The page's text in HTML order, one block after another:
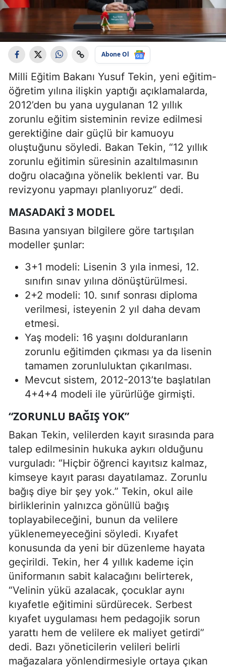
Abone Ol
Milli Eğitim Bakanı Yusuf Tekin, yeni eğitim-
öğretim yılına ilişkin yaptığı açıklamalarda,
2012’den bu yana uygulanan 12 yıllık
zorunlu eğitim sisteminin revize edilmesi
gerektiğine dair güçlü bir kamuoyu
oluştuğunu söyledi. Bakan Tekin, “12 yıllık
zorunlu eğitimin süresinin azaltılmasının
doğru olacağına yönelik beklenti var. Bu
revizyonu yapmayı planlıyoruz” dedi.
MASADAKI 3 MODEL
Basına yansıyan bilgilere göre tartışılan
modeller şunlar:
3+1 modeli: Lisenin 3 yıla inmesi, 12.
sınıfın sınav yılına dönüştürülmesi.
2+2 modeli: 10. sınıf sonrası diploma
verilmesi, isteyenin 2 yıl daha devam
etmesi.
Yaş modeli: 16 yaşını dolduranların
zorunlu eğitimden çıkması ya da lisenin
tamamen zorunluluktan çıkarılması.
Mevcut sistem, 2012-2013’te başlatılan
4+4+4 modeli ile yürürlüğe girmişti.
“ZORUNLU BAĞIŞ YOK”
Bakan Tekin, velilerden kayıt sırasında para
talep edilmesinin hukuka aykırı olduğunu
vurguladı: “Hiçbir öğrenci kayıtsız kalmaz,
kimseye kayıt parası dayatılamaz. Zorunlu
bağış diye bir şey yok.” Tekin, okul aile
birliklerinin yalnızca gönüllü bağış
toplayabileceğini, bunun da velilere
yüklenemeyeceğini söyledi. Kıyafet
konusunda da yeni bir düzenleme hayata
geçirildi. Tekin, her 4 yıllık kademe için
üniformanın sabit kalacağını belirterek,
“Velinin yükü azalacak, çocuklar aynı
kıyafetle eğitimini sürdürecek. Serbest
kıyafet uygulaması hem pedagojik sorun
yarattı hem de velilere ek maliyet getirdi”
dedi. Bazı yöneticilerin velileri belirli
mağazalara yönlendirmesiyle ortaya çıkan